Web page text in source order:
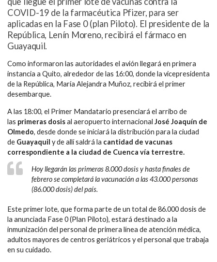
COVID-19 de la farmacéutica Pfizer, para ser
aplicadas en la Fase 0 (plan Piloto). El presidente de la
República, Lenín Moreno, recibirá el fármaco en
Guayaquil.
Como informaron las autoridades el avión llegará en primera
instancia a Quito, alrededor de las 16:00, donde la vicepresidenta
de la República, María Alejandra Muñoz, recibirá el primer
desembarque.
A las 18:00, el Primer Mandatario presenciará el arribo de
las primeras dosisal aeropuerto internacional José Joaquín de
Olmedo, desde donde se iniciará la distribución para la ciudad
de Guayaquil y de allí saldrá la cantidad de vacunas
correspondiente a la ciudad de Cuenca vía terrestre.
Hoy llegarán las primeras 8.000 dosis y hasta finales de
febrero se completará la vacunación a las 43.000 personas
(86.000 dosis) del país.
Este primer lote, que forma parte de un total de 86.000 dosis de
la anunciada Fase 0 (Plan Piloto), estará destinado a la
inmunización del personal de primera línea de atención médica,
adultos mayores de centros geriátricos y el personal que trabaja
en su cuidado.